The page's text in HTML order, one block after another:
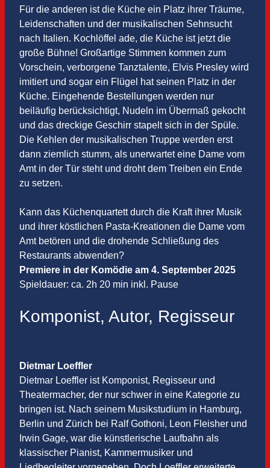
Für die anderen ist die Küche ein Platz ihrer Träume,
Leidenschaften und der musikalischen Sehnsucht
nach Italien. Kochlöffel ade, die Küche ist jetzt die
große Bühne! Großartige Stimmen kommen zum
Vorschein, verborgene Tanztalente, Elvis Presley wird
imitiert und sogar ein Flügel hat seinen Platz in der
Küche. Eingehende Bestellungen werden nur
beiläufig berücksichtigt, Nudeln im Übermaß gekocht
und das dreckige Geschirr stapelt sich in der Spüle.
Die Kehlen der musikalischen Truppe werden erst
dann ziemlich stumm, als unerwartet eine Dame vom
Amt in der Tür steht und droht dem Treiben ein Ende
zu setzen.
Kann das Küchenquartett durch die Kraft ihrer Musik
und ihrer köstlichen Pasta-Kreationen die Dame vom
Amt betören und die drohende Schließung des
Restaurants abwenden?
Premiere in der Komödie am 4. September 2025
Spieldauer: ca. 2h 20 min inkl. Pause
Komponist, Autor, Regisseur
Dietmar Loeffler
Dietmar Loeffler ist Komponist, Regisseur und
Theatermacher, der nur schwer in eine Kategorie zu
bringen ist. Nach seinem Musikstudium in Hamburg,
Berlin und Zürich bei Ralf Gothoni, Leon Fleisher und
Irwin Gage, war die künstlerische Laufbahn als
klassischer Pianist, Kammermusiker und